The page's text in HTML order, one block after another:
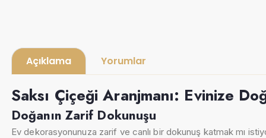
Açıklama Yorumlar
Saksı Çiçeği Aranjmanı: Evinize
Doğanın Zarif Dokunuşu
Ev dekorasyonunuza zarif ve canlı bir dokunuş katmak mı